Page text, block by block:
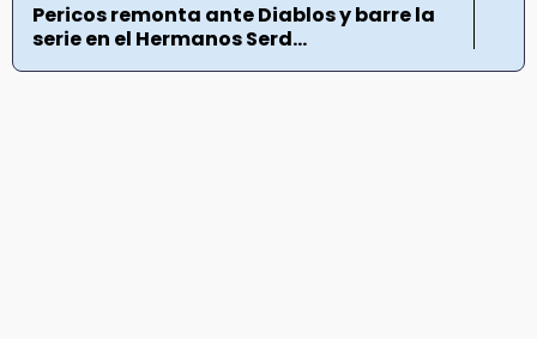
Pericos remonta ante Diablos y barre la
serie en el Hermanos Serd...